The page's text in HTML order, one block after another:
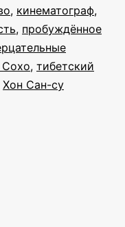
, кинематограф,
, пробуждённое
Сохо, тибетский
Хон Сан-су